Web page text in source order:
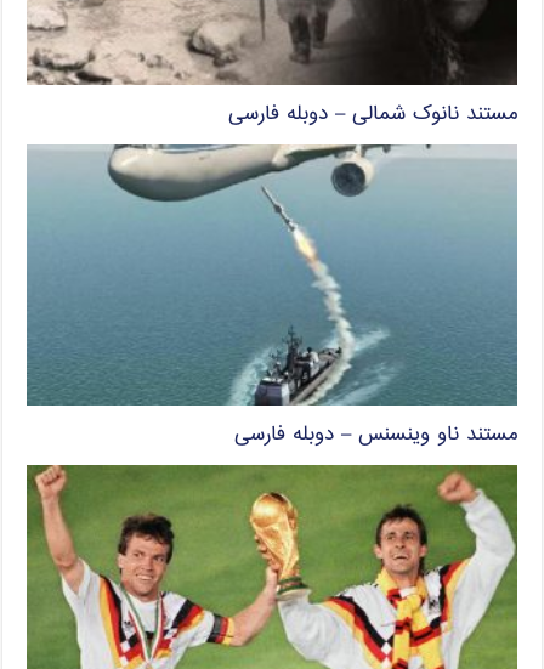
مستند نانوک شمالی – دوبله فارسی
مستند ناو وینسنس – دوبله فارسی